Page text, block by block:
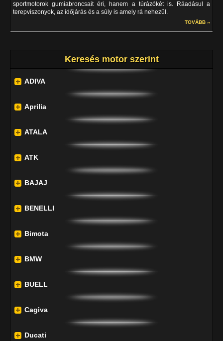
sportmotorok gumiabroncsait éri, hanem a túrázókét is. Ráadásul a
terepviszonyok, az időjárás és a súly is amely rá nehezül.
TOVÁBB ››
Keresés motor szerint
ADIVA
Aprilia
ATALA
ATK
BAJAJ
BENELLI
Bimota
BMW
BUELL
Cagiva
Ducati